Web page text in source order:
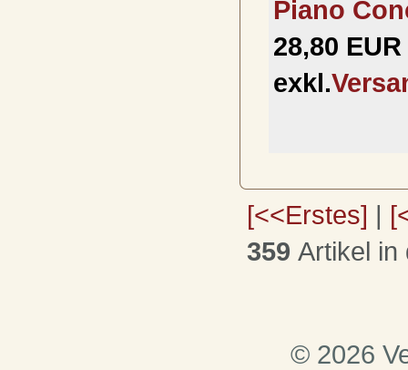
Piano
28,80
exkl.
[<<Erstes] |
359 Artikel in
© 2026